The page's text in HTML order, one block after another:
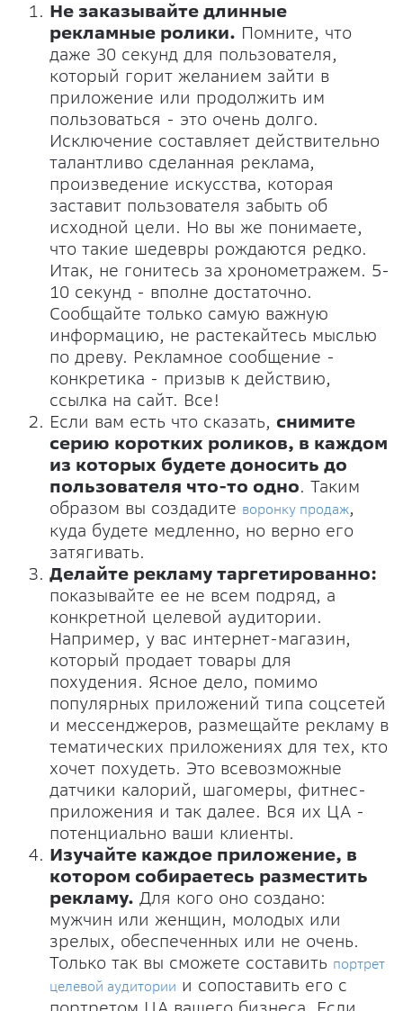
Не заказывайте длинные
рекламные ролики. Помните, что
даже 30 секунд для пользователя,
который горит желанием зайти в
приложение или продолжить им
пользоваться - это очень долго.
Исключение составляет действительно
талантливо сделанная реклама,
произведение искусства, которая
заставит пользователя забыть об
исходной цели. Но вы же понимаете,
что такие шедевры рождаются редко.
Итак, не гонитесь за хронометражем. 5-
10 секунд - вполне достаточно.
Сообщайте только самую важную
информацию, не растекайтесь мыслью
по древу. Рекламное сообщение -
конкретика - призыв к действию,
ссылка на сайт. Все!
Если вам есть что сказать, снимите
серию коротких роликов, в каждом
из которых будете доносить до
пользователя что-то одно. Таким
образом вы создадите воронку продаж,
куда будете медленно, но верно его
затягивать.
Делайте рекламу таргетированно:
показывайте ее не всем подряд, а
конкретной целевой аудитории.
Например, у вас интернет-магазин,
который продает товары для
похудения. Ясное дело, помимо
популярных приложений типа соцсетей
и мессенджеров, размещайте рекламу в
тематических приложениях для тех, кто
хочет похудеть. Это всевозможные
датчики калорий, шагомеры, фитнес-
приложения и так далее. Вся их ЦА -
потенциально ваши клиенты.
Изучайте каждое приложение, в
котором собираетесь разместить
рекламу. Для кого оно создано:
мужчин или женщин, молодых или
зрелых, обеспеченных или не очень.
Только так вы сможете составить портрет
целевой аудитории и сопоставить его с